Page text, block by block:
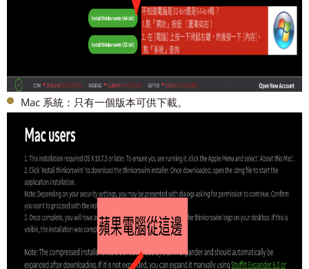
Mac 系統：只有一個版本可供下載。